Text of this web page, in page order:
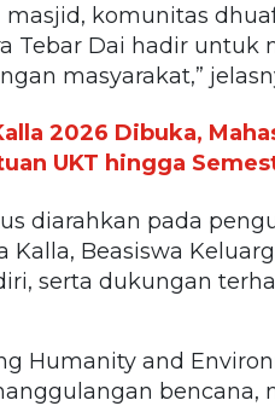
komunitas
Tebar Dai hadir untuk
masyarakat,”
2026 Dibuka,
UKT hingga
diarahkan pada
Beasiswa
serta dukungan
Humanity and
bencana,